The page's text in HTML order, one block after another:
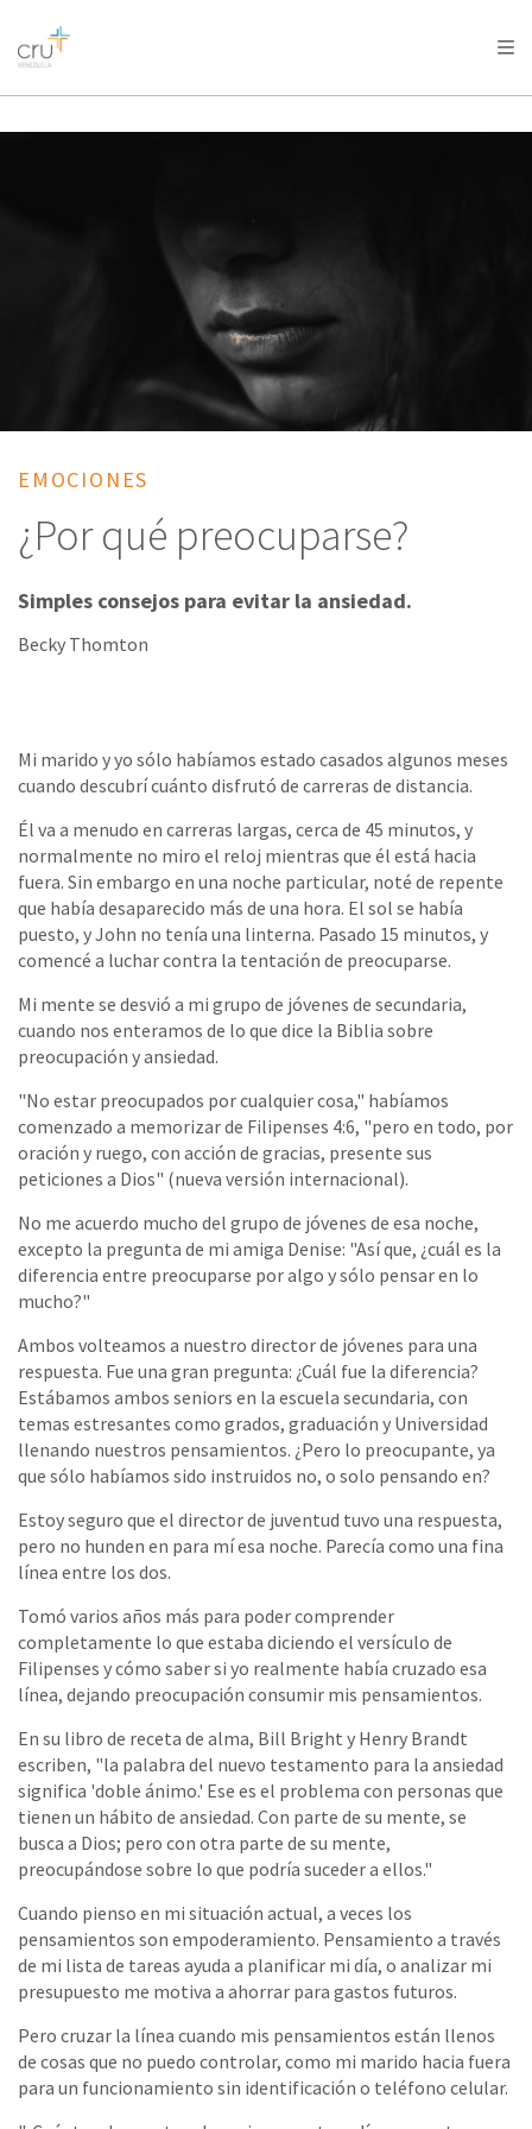
AFRICA
AMERICA / CARIBBEAN
OCEANIA
EMOCIONES
¿Por qué preocuparse?
Simples consejos para evitar la ansiedad.
Becky Thomton
Mi marido y yo sólo habíamos estado casados algunos meses
cuando descubrí cuánto disfrutó de carreras de distancia.
Él va a menudo en carreras largas, cerca de 45 minutos, y
normalmente no miro el reloj mientras que él está hacia
fuera. Sin embargo en una noche particular, noté de repente
que había desaparecido más de una hora. El sol se había
puesto, y John no tenía una linterna. Pasado 15 minutos, y
comencé a luchar contra la tentación de preocuparse.
Mi mente se desvió a mi grupo de jóvenes de secundaria,
cuando nos enteramos de lo que dice la Biblia sobre
preocupación y ansiedad.
"No estar preocupados por cualquier cosa," habíamos
comenzado a memorizar de Filipenses 4:6, "pero en todo, por
oración y ruego, con acción de gracias, presente sus
peticiones a Dios" (nueva versión internacional).
No me acuerdo mucho del grupo de jóvenes de esa noche,
excepto la pregunta de mi amiga Denise: "Así que, ¿cuál es la
diferencia entre preocuparse por algo y sólo pensar en lo
mucho?"
Ambos volteamos a nuestro director de jóvenes para una
respuesta. Fue una gran pregunta: ¿Cuál fue la diferencia?
Estábamos ambos seniors en la escuela secundaria, con
temas estresantes como grados, graduación y Universidad
llenando nuestros pensamientos. ¿Pero lo preocupante, ya
que sólo habíamos sido instruidos no, o solo pensando en?
Estoy seguro que el director de juventud tuvo una respuesta,
pero no hunden en para mí esa noche. Parecía como una fina
línea entre los dos.
Tomó varios años más para poder comprender
completamente lo que estaba diciendo el versículo de
Filipenses y cómo saber si yo realmente había cruzado esa
línea, dejando preocupación consumir mis pensamientos.
En su libro de receta de alma, Bill Bright y Henry Brandt
escriben, "la palabra del nuevo testamento para la ansiedad
significa 'doble ánimo.' Ese es el problema con personas que
tienen un hábito de ansiedad. Con parte de su mente, se
busca a Dios; pero con otra parte de su mente,
preocupándose sobre lo que podría suceder a ellos."
Cuando pienso en mi situación actual, a veces los
pensamientos son empoderamiento. Pensamiento a través
de mi lista de tareas ayuda a planificar mi día, o analizar mi
presupuesto me motiva a ahorrar para gastos futuros.
Pero cruzar la línea cuando mis pensamientos están llenos
de cosas que no puedo controlar, como mi marido hacia fuera
para un funcionamiento sin identificación o teléfono celular.